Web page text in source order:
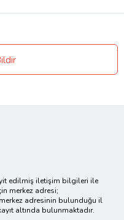
edilmiş iletişim bilgileri ile
merkez adresi;
adresinin bulunduğu il
altında bulunmaktadır.